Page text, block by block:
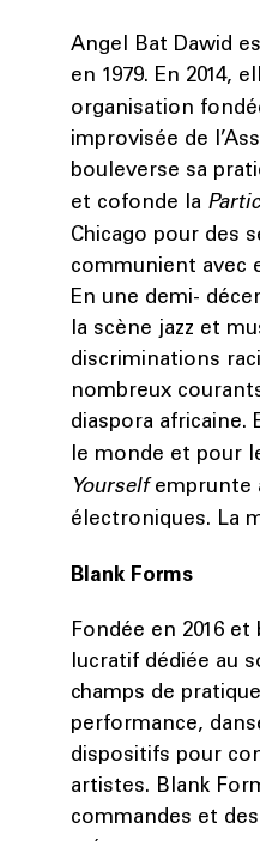
Angel Bat Dawid
en 1979. En 2014,
organisation
improvisée de
bouleverse sa
et cofonde la
Chicago pour des
communient avec
En une demi-
la scène jazz et
discriminations
nombreux
diaspora africaine.
le monde et pour
Yourselfemprunte
électroniques. La
Blank Forms
Fondée en 2016
lucratif dédiée au
champs de
performance,
dispositifs pour
artistes. Blank
commandes et